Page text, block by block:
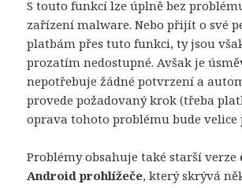
S touto funkcí lze úplně bez
zařízení malware. Nebo přijít o své
platbám přes tuto funkci, ty jsou
prozatím nedostupné. Avšak je
nepotřebuje žádné potvrzení a
provede požadovaný krok (třeba
oprava tohoto problému bude velice
Problémy obsahuje také starší verze
Android prohlížeče, který skrývá